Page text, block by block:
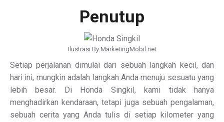
Penutup
Ilustrasi By MarketingMobil.net
Setiap perjalanan dimulai dari sebuah langkah kecil, dan
hari ini, mungkin adalah langkah Anda menuju sesuatu yang
lebih besar. Di Honda Singkil, kami tidak hanya
menghadirkan kendaraan, tetapi juga sebuah pengalaman,
sebuah cerita yang Anda tulis di setiap kilometer yang